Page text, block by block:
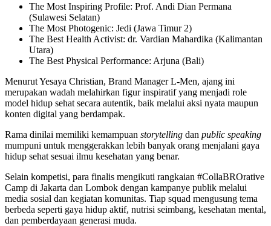
The Most Inspiring Profile: Prof. Andi Dian Permana
(Sulawesi Selatan)
The Most Photogenic: Jedi (Jawa Timur 2)
The Best Health Activist: dr. Vardian Mahardika (Kalimantan
Utara)
The Best Physical Performance: Arjuna (Bali)
Menurut Yesaya Christian, Brand Manager L-Men, ajang ini
merupakan wadah melahirkan figur inspiratif yang menjadi role
model hidup sehat secara autentik, baik melalui aksi nyata maupun
konten digital yang berdampak.
Rama dinilai memiliki kemampuan storytelling dan public speaking
mumpuni untuk menggerakkan lebih banyak orang menjalani gaya
hidup sehat sesuai ilmu kesehatan yang benar.
Selain kompetisi, para finalis mengikuti rangkaian #CollaBROrative
Camp di Jakarta dan Lombok dengan kampanye publik melalui
media sosial dan kegiatan komunitas. Tiap squad mengusung tema
berbeda seperti gaya hidup aktif, nutrisi seimbang, kesehatan mental,
dan pemberdayaan generasi muda.